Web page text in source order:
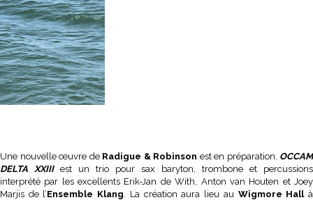
Une nouvelle œuvre de Radigue & Robinson est en préparation. OCCAM
DELTA XXIIIest un trio pour sax baryton, trombone et percussions
interprété par les excellents Erik-Jan de With, Anton van Houten et Joey
Marjis de l’Ensemble Klang. La création aura lieu au Wigmore Hallà